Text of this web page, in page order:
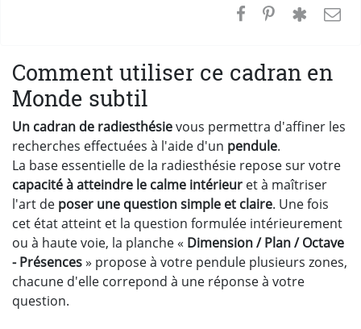
Comment utiliser ce cadran en
Monde subtil
Un cadran de radiesthésievous permettra d'affiner les
recherches effectuées à l'aide d'un pendule.
La base essentielle de la radiesthésie repose sur votre
capacité à atteindre le calme intérieur et à maîtriser
l'art de poser une question simple et claire. Une fois
cet état atteint et la question formulée intérieurement
ou à haute voie, la planche « Dimension / Plan / Octave
- Présences» propose à votre pendule plusieurs zones,
chacune d'elle correpond à une réponse à votre
question.